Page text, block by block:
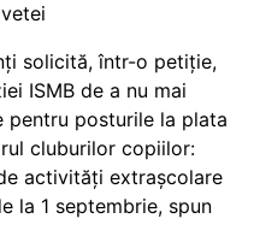
solicită, într-o petiție,
ISMB de a nu mai
pentru posturile la plata
cluburilor copiilor:
activități extrașcolare
la 1 septembrie, spun